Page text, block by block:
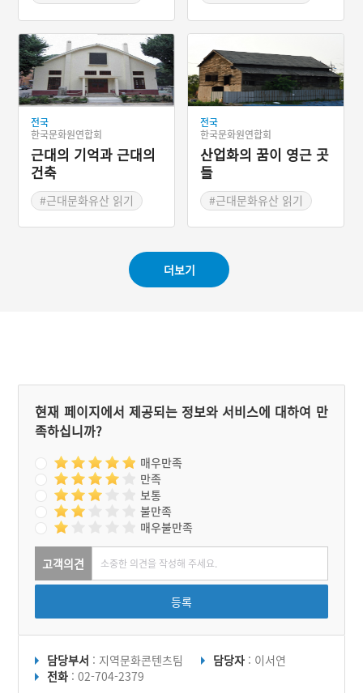
전국
한국문화원연합회
근대의 기억과 근대의
건축
#근대문화유산 읽기
전국
한국문화원연합회
산업화의 꿈이 영근 곳
들
#근대문화유산 읽기
더보기
현재 페이지에서 제공되는 정보와 서비스에 대하여 만
족하십니까?
매우만족
만족
보통
불만족
매우불만족
고객의견
등록
담당부서 : 지역문화콘텐츠팀 담당자 : 이서연
전화 : 02-704-2379